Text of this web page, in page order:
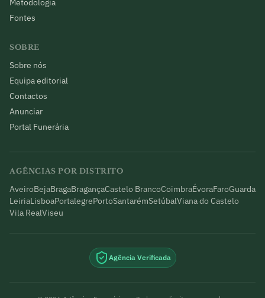
Metodologia
Fontes
SOBRE
Sobre nós
Equipa editorial
Contactos
Anunciar
Portal Funerária
AGÊNCIAS POR DISTRITO
AveiroBejaBragaBragançaCastelo BrancoCoimbraÉvoraFaroGuarda
LeiriaLisboaPortalegrePortoSantarémSetúbalViana do Castelo
Vila RealViseu
Agência Verificada